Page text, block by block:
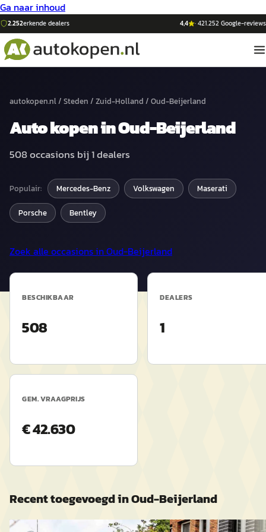
Ga naar inhoud
2.252erkende dealers 4,4 ·421.252Google-reviews
autokopen.nl/ Steden / Zuid-Holland / Oud-Beijerland
Autokopen inOud-Beijerland
508occasions bij1dealers
Populair: Mercedes-Benz Volkswagen Maserati
Porsche Bentley
Zoek alle occasions inOud-Beijerland
BESCHIKBAAR
508
DEALERS
1
GEM. VRAAGPRIJS
€ 42.630
Recent toegevoegd inOud-Beijerland
Alfa Romeo Spider ·1975 Jaguar "E" Type·